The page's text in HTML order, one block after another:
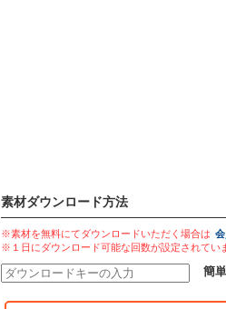
素材ダウンロード方法
※素材を無料にてダウンロードいただく場合は
※１日にダウンロード可能な回数が設定されてい
簡